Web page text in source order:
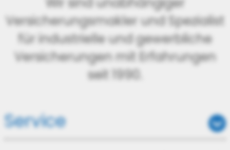
Versicherungsmakler und Spezialist
für industrielle und gewerbliche
Versicherungen mit Erfahrungen
seit 1990.
Service